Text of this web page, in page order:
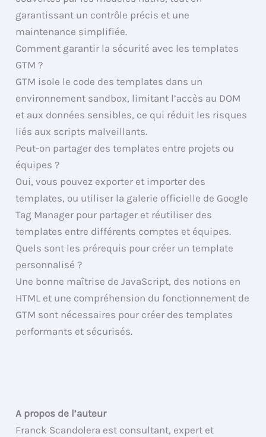
garantissant un contrôle précis et une
maintenance simplifiée.
Comment garantir la sécurité avec les templates
GTM ?
GTM isole le code des templates dans un
environnement sandbox, limitant l’accès au DOM
et aux données sensibles, ce qui réduit les risques
liés aux scripts malveillants.
Peut-on partager des templates entre projets ou
équipes ?
Oui, vous pouvez exporter et importer des
templates, ou utiliser la galerie officielle de Google
Tag Manager pour partager et réutiliser des
templates entre différents comptes et équipes.
Quels sont les prérequis pour créer un template
personnalisé ?
Une bonne maîtrise de JavaScript, des notions en
HTML et une compréhension du fonctionnement de
GTM sont nécessaires pour créer des templates
performants et sécurisés.
A propos de l’auteur
Franck Scandolera est consultant, expert et